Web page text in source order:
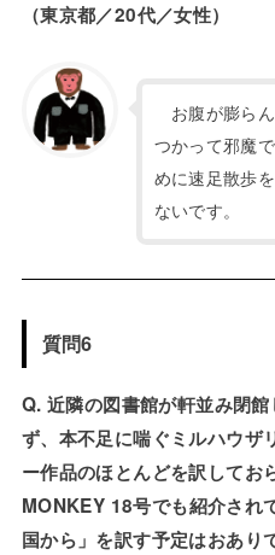
（東京都／20代／女性）
お腹が膨ら
つかって邪魔
めに速足散歩
ないです。
質問6
Q. 近隣の図書館が軒並み閉
ず、本不足に喘ぐミルハウザ
ー作品のほとんどを訳してお
MONKEY 18号でも紹介され
国から」を訳す予定はおあり